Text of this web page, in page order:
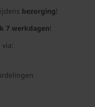
bezorging!
7 werkdagen!
via: